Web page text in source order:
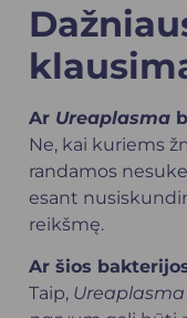
Ar Ureaplasma
Ne, kai kuriems
randamos
esant
reikšmę.
Ar šios
Taip,